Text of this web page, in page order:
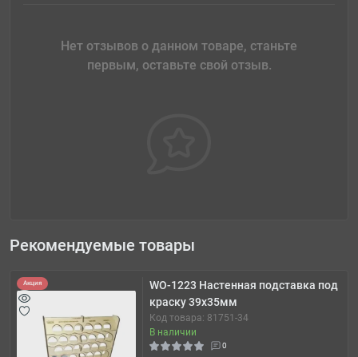
Нет отзывов о данном товаре, станьте
первым, оставьте свой отзыв.
Рекомендуемые товары
Акция
WO-1223 Настенная подставка под
краску 39x35мм
Код товара: 81751-34
В наличии
0